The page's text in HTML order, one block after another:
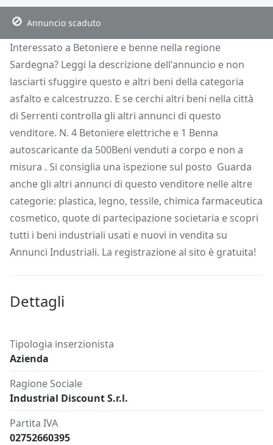
Descrizione
Dettagli Posizione Richiedi Info
Annuncio scaduto
Interessato a Betoniere e benne nella regione
Sardegna? Leggi la descrizione dell'annuncio e non
lasciarti sfuggire questo e altri beni della categoria
asfalto e calcestruzzo. E se cerchi altri beni nella città
di Serrenti controlla gli altri annunci di questo
venditore. N. 4 Betoniere elettriche e 1 Benna
autoscaricante da 500Beni venduti a corpo e non a
misura . Si consiglia una ispezione sul posto Guarda
anche gli altri annunci di questo venditore nelle altre
categorie: plastica, legno, tessile, chimica farmaceutica
cosmetico, quote di partecipazione societaria e scopri
tutti i beni industriali usati e nuovi in vendita su
Annunci Industriali. La registrazione al sito è gratuita!
Dettagli
Tipologia inserzionista
Azienda
Ragione Sociale
Industrial Discount S.r.l.
Partita IVA
02752660395